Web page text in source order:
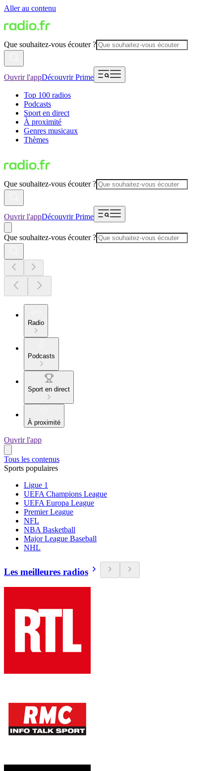
Aller au contenu
Que souhaitez-vous écouter ?
Ouvrir l'appDécouvrir Prime
Top 100 radios
Podcasts
Sport en direct
À proximité
Genres musicaux
Thèmes
Que souhaitez-vous écouter ?
Ouvrir l'appDécouvrir Prime
Que souhaitez-vous écouter ?
Radio
Podcasts
Sport en direct
À proximité
Ouvrir l'app
Tous les contenus
Sports populaires
Ligue 1
UEFA Champions League
UEFA Europa League
Premier League
NFL
NBA Basketball
Major League Baseball
NHL
Les meilleures radios